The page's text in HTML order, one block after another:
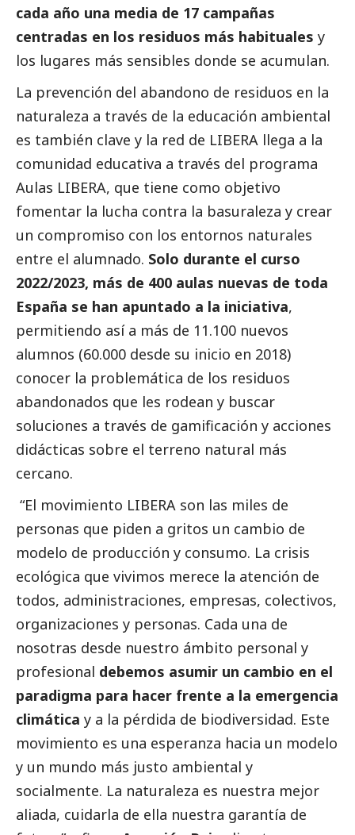
cada año una media de 17 campañas
centradas en los residuos más habituales y
los lugares más sensibles donde se acumulan.
La prevención del abandono de residuos en la
naturaleza a través de la educación ambiental
es también clave y la red de LIBERA llega a la
comunidad educativa a través del programa
Aulas LIBERA, que tiene como objetivo
fomentar la lucha contra la basuraleza y crear
un compromiso con los entornos naturales
entre el alumnado. Solo durante el curso
2022/2023, más de 400 aulas nuevas de toda
España se han apuntado a la iniciativa,
permitiendo así a más de 11.100 nuevos
alumnos (60.000 desde su inicio en 2018)
conocer la problemática de los residuos
abandonados que les rodean y buscar
soluciones a través de gamificación y acciones
didácticas sobre el terreno natural más
cercano.
“El movimiento LIBERA son las miles de
personas que piden a gritos un cambio de
modelo de producción y consumo. La crisis
ecológica que vivimos merece la atención de
todos, administraciones, empresas, colectivos,
organizaciones y personas. Cada una de
nosotras desde nuestro ámbito personal y
profesional debemos asumir un cambio en el
paradigma para hacer frente a la emergencia
climática y a la pérdida de biodiversidad. Este
movimiento es una esperanza hacia un modelo
y un mundo más justo ambiental y
socialmente. La naturaleza es nuestra mejor
aliada, cuidarla de ella nuestra garantía de